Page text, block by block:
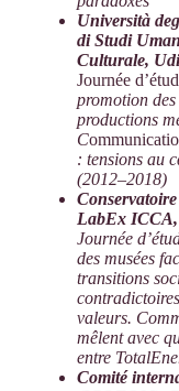
Università
di Studi
Culturale,
Journée
promotion
productions
C
: tensions au
(2012–2018)
LabEx
Journée
des musées
transitions
valeurs.
mêlent avec
entre
Comité